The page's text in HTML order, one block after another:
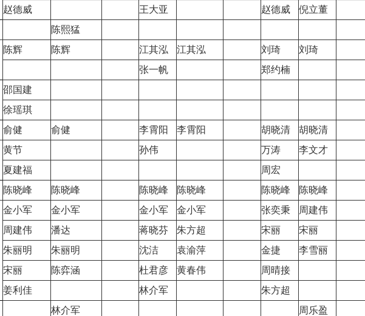
赵德威
王大亚 赵德威 倪立董
陈熙猛
陈辉 陈辉 江其泓 江其泓 刘琦 刘琦
张一帆
郑约楠
邵国建
徐瑶琪
俞健 俞健 李霄阳 李霄阳 胡晓清 胡晓清
黄节 孙伟 万涛 李文才
夏建福
周宏
陈晓峰 陈晓峰 陈晓峰 陈晓峰 陈晓峰 陈晓峰
金小军 金小军 金小军 金小军 张奕秉 周建伟
周建伟
潘达 蒋晓芬 朱方超 宋丽 宋丽
朱丽明
朱丽明 沈洁 袁渝萍 金捷 李雪丽
宋丽
陈弈涵 杜君彦 黄春伟 周晴接
姜利佳
林介军 朱方超
林介军 周乐盈